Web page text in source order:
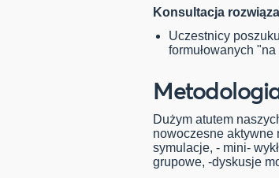
Konsultacja
Uczestnicy
formułowanych
Dużym atutem
nowoczesne aktywne
symulacje, - mini-
grupowe, -dyskusje